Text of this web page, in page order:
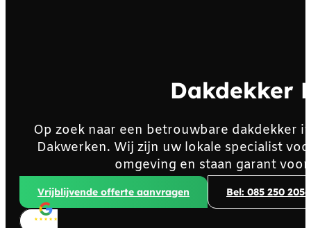
Dakdekker
Op zoek naar een betrouwbare dakdekker
Dakwerken. Wij zijn uw lokale specialist
omgeving en staan garant
Vrijblijvende offerte aanvragen Bel: 085 250 2056